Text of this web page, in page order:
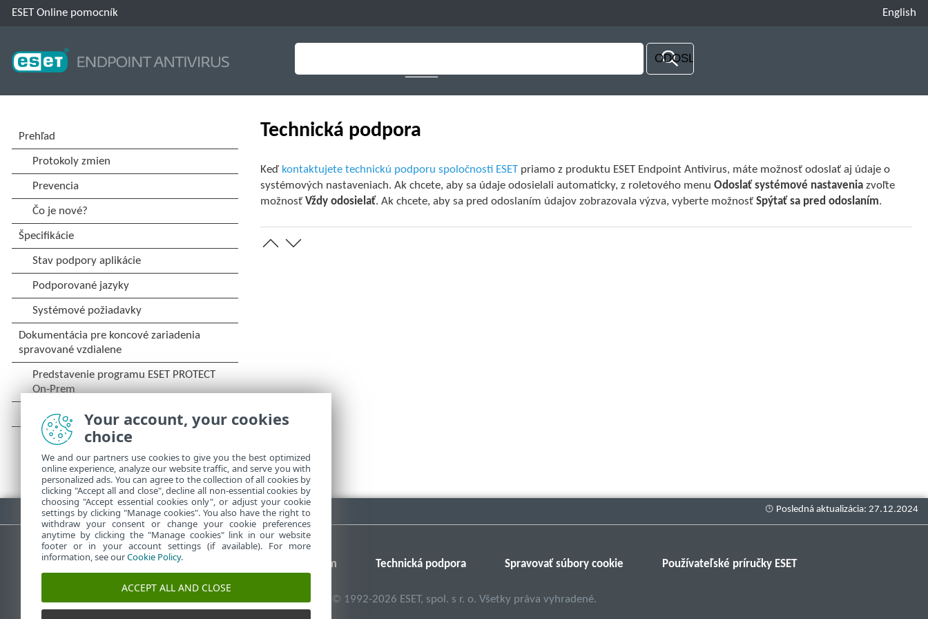
ESET Online pomocník English
Technická podpora
Keď kontaktujete technickú podporu spoločnosti ESET priamo z produktu ESET Endpoint Antivirus, máte možnosť odoslať aj údaje o
systémových nastaveniach. Ak chcete, aby sa údaje odosielali automaticky, z roletového menuOdoslať systémové nastavenia zvoľte
možnosťVždy odosielať. Ak chcete, aby sa pred odoslaním údajov zobrazovala výzva, vyberte možnosťSpýtať sa pred odoslaním.
Stiahnuť PDF
Databáza znalostí ESET ESET Fórum Technická podpora Spravovať súbory cookie Používateľské príručky ESET
© 1992-2026 ESET, spol. s r. o. Všetky práva vyhradené.
Your account, your cookies
choice
We and our partners use cookies to give you the best optimized
online experience, analyze our website traffic, and serve you with
personalized ads. You can agree to the collection of all cookies by
clicking "Accept all and close", decline all non-essential cookies by
choosing "Accept essential cookies only", or adjust your cookie
settings by clicking "Manage cookies". You also have the right to
withdraw your consent or change your cookie preferences
anytime by clicking the "Manage cookies" link in our website
footer or in your account settings (if available). For more
information, see ourCookie Policy.
ACCEPT ALL AND CLOSE